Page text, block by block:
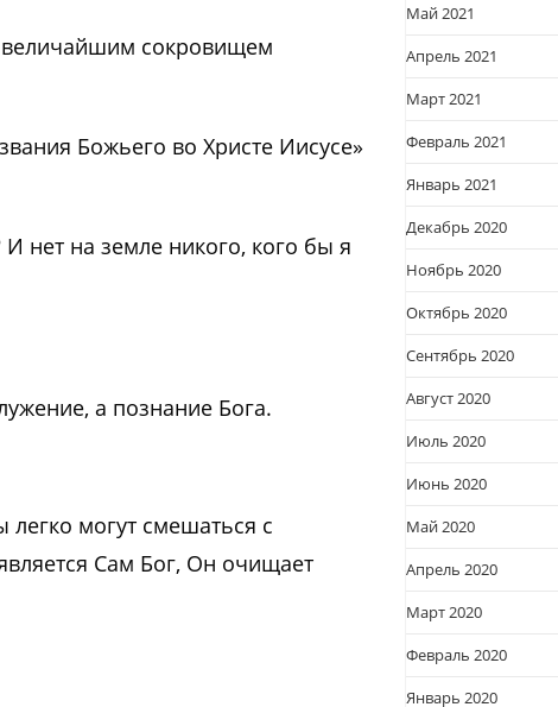
величайшим сокровищем
Божьего во Христе Иисусе»
нет на земле никого, кого бы я
а познание Бога.
могут смешаться с
Сам Бог, Он очищает
Май 2021
Апрель 2021
Март 2021
Февраль 2021
Январь 2021
Декабрь 2020
Ноябрь 2020
Октябрь 2020
Сентябрь 2020
Август 2020
Июль 2020
Июнь 2020
Май 2020
Апрель 2020
Март 2020
Февраль 2020
Январь 2020